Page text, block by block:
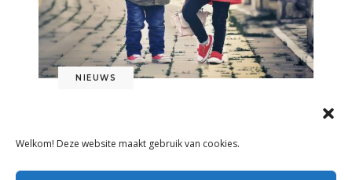
Welkom! Deze website maakt gebruik van cookies.
NIEUWS